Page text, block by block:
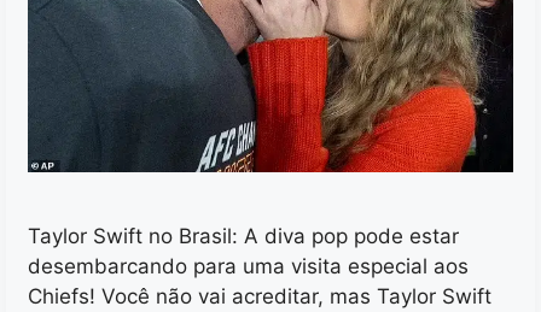
Taylor Swift no Brasil: A diva pop pode estar
desembarcando para uma visita especial aos
Chiefs! Você não vai acreditar, mas Taylor Swift